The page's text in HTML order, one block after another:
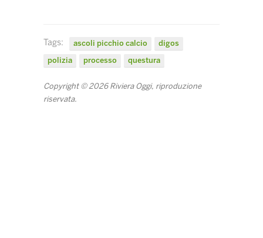
Tags: ascoli picchio calcio
digos
polizia
processo questura
Copyright © 2026 Riviera Oggi, riproduzione
riservata.